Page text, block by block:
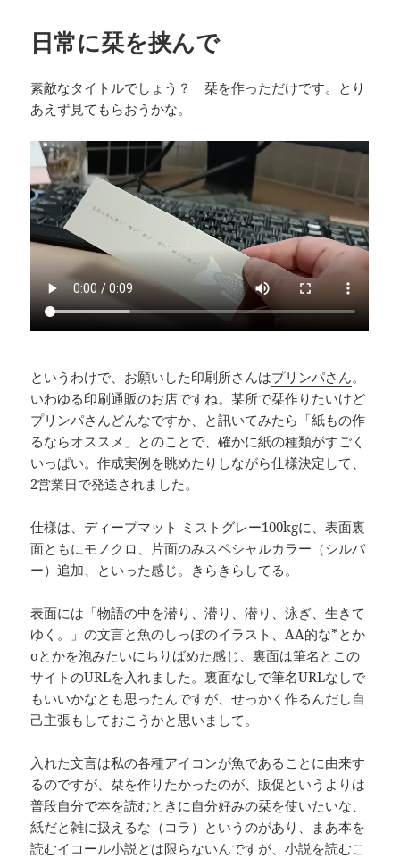
ー
日常に栞を挟んで
素敵なタイトルでしょう？ 栞を作っただけです。とり
あえず見てもらおうかな。
というわけで、お願いした印刷所さんはプリンパさん。
いわゆる印刷通販のお店ですね。某所で栞作りたいけど
プリンパさんどんなですか、と訊いてみたら「紙もの作
るならオススメ」とのことで、確かに紙の種類がすごく
いっぱい。作成実例を眺めたりしながら仕様決定して、
2営業日で発送されました。
仕様は、ディープマット ミストグレー100kgに、表面裏
面ともにモノクロ、片面のみスペシャルカラー（シルバ
ー）追加、といった感じ。きらきらしてる。
表面には「物語の中を潜り、潜り、潜り、泳ぎ、生きて
ゆく。」の文言と魚のしっぽのイラスト、AA的な*とか
oとかを泡みたいにちりばめた感じ、裏面は筆名とこの
サイトのURLを入れました。裏面なしで筆名URLなしで
もいいかなとも思ったんですが、せっかく作るんだし自
己主張もしておこうかと思いまして。
入れた文言は私の各種アイコンが魚であることに由来す
るのですが、栞を作りたかったのが、販促というよりは
普段自分で本を読むときに自分好みの栞を使いたいな、
紙だと雑に扱えるな（コラ）というのがあり、まあ本を
読むイコール小説とは限らないんですが、小説を読むこ